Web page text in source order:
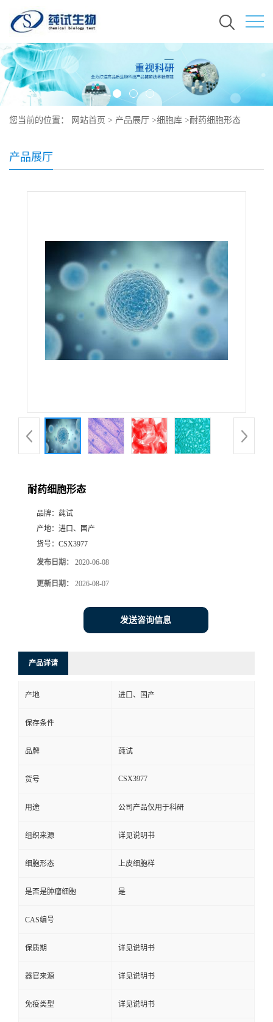
您当前的位置： 网站首页 > 产品展厅 >细胞库 >耐药细胞形态
产品展厅
耐药细胞形态
品牌： 莼试
产地： 进口、国产
货号： CSX3977
发布日期： 2020-06-08
更新日期： 2026-08-07
发送咨询信息
产品详请
产地 进口、国产
保存条件
品牌 莼试
货号 CSX3977
用途 公司产品仅用于科研
组织来源 详见说明书
细胞形态 上皮细胞样
是否是肿瘤细胞 是
CAS编号
保质期 详见说明书
器官来源 详见说明书
免疫类型 详见说明书